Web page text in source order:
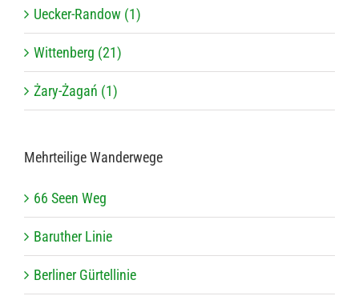
Uecker-Randow (1)
Wittenberg (21)
Żary-Żagań (1)
Mehr­tei­lige Wanderwege
66 Seen Weg
Baru­ther Linie
Ber­li­ner Gürtellinie